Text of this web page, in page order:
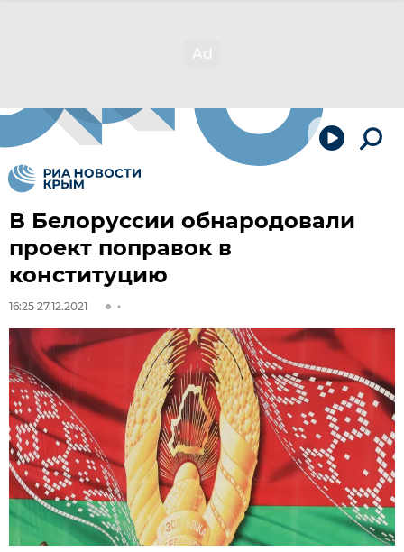
В Белоруссии обнародовали
проект поправок в
конституцию
16:25 27.12.2021